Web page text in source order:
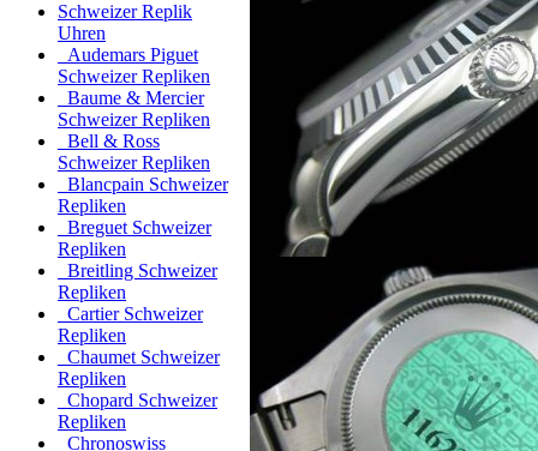
Schweizer Replik
Uhren
Audemars Piguet
Schweizer Repliken
Baume & Mercier
Schweizer Repliken
Bell & Ross
Schweizer Repliken
Blancpain Schweizer
Repliken
Breguet Schweizer
Repliken
Breitling Schweizer
Repliken
Cartier Schweizer
Repliken
Chaumet Schweizer
Repliken
Chopard Schweizer
Repliken
Chronoswiss